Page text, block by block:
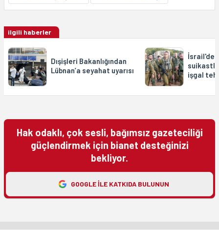
ilgili haberler
Dışişleri Bakanlığından
Lübnan’a seyahat uyarısı
işgal
Hak odaklı, çok sesli, bağımsız gazeteciliği
güçlendirmek için bianet desteğinizi
bekliyor.
GOOGLE ILE KATKIDA BULUNUN